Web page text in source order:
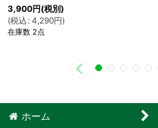
3,900円(税別)
(税込 : 4,290円)
在庫数 2点
ホーム